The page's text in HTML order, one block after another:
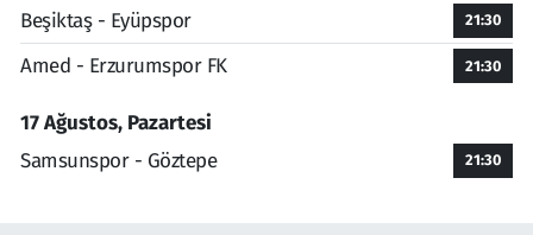
Beşiktaş - Eyüpspor 21:30
Amed - Erzurumspor FK 21:30
17 Ağustos, Pazartesi
Samsunspor - Göztepe
21:30